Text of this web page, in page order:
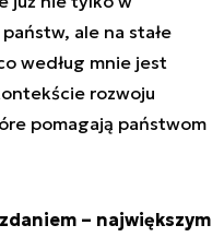
ale na stałe
według mnie jest
rozwoju
pomagają państwom
– największym